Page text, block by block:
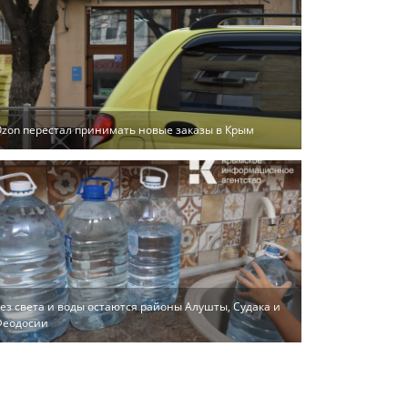
перестал принимать новые заказы в Крым
света и воды остаются районы Алушты, Судака и